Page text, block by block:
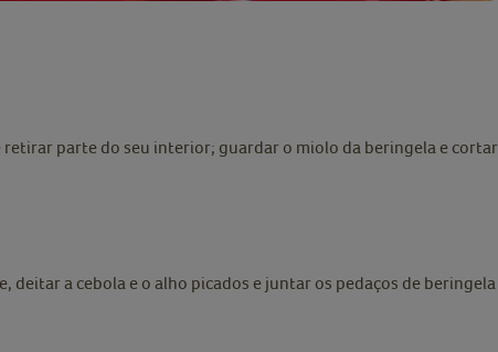
retirar parte do seu interior; guardar o miolo da beringela e cortar
deitar a cebola e o alho picados e juntar os pedaços de beringela